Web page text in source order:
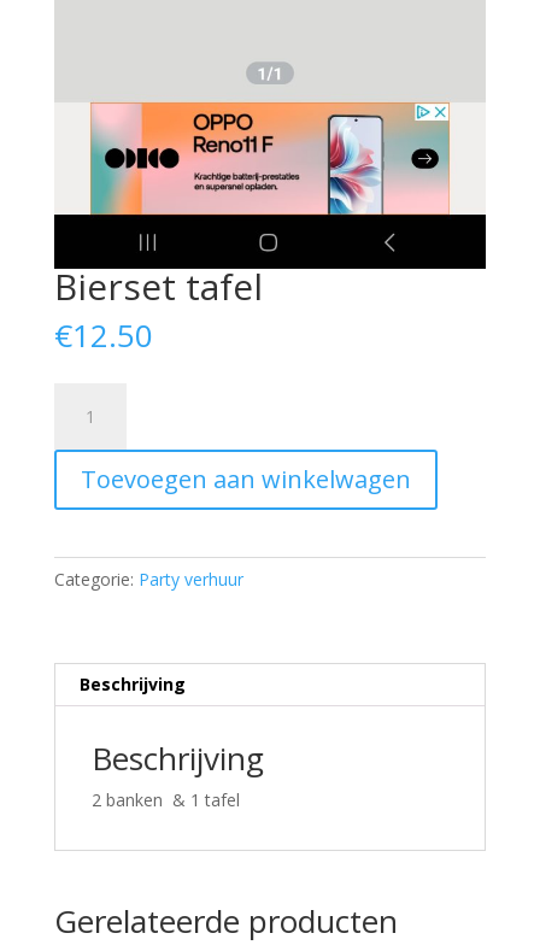
Bierset tafel
€12.50
aantal
Toevoegen aan winkelwagen
Categorie: Party verhuur
Beschrijving
Beschrijving
2 banken & 1 tafel
Gerelateerde producten